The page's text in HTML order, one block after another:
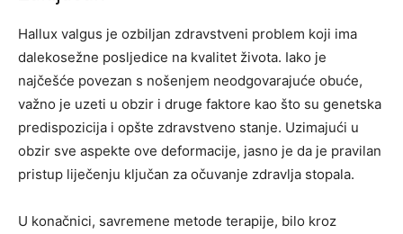
Hallux valgus je ozbiljan zdravstveni problem koji ima
dalekosežne posljedice na kvalitet života. Iako je
najčešće povezan s nošenjem neodgovarajuće obuće,
važno je uzeti u obzir i druge faktore kao što su genetska
predispozicija i opšte zdravstveno stanje. Uzimajući u
obzir sve aspekte ove deformacije, jasno je da je pravilan
pristup liječenju ključan za očuvanje zdravlja stopala.
U konačnici, savremene metode terapije, bilo kroz